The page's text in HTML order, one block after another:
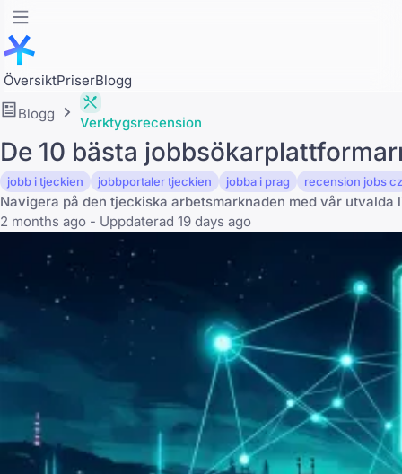
ÖversiktPriserBlogg
Blogg
Verktygsrecension
De 10 bästa
jobb i tjeckien jobbportaler tjeckien jobba i prag recension jobs cz
Navigera på den tjeckiska arbetsmarknaden med vår
2 months ago - Uppdaterad 19 days ago